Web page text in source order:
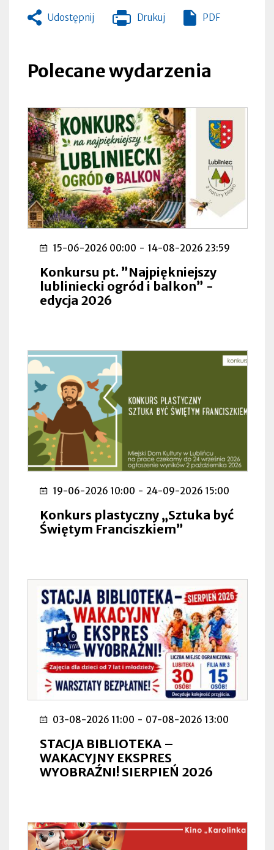
Udostępnij Drukuj
Otworzy
zakładce
PDF
Polecane wydarzenia
15-06-2026 00:00 - 14-08-2026 23:59
Konkursu pt. ”Najpiękniejszy
lubliniecki ogród i balkon” -
edycja 2026
19-06-2026 10:00 - 24-09-2026 15:00
Konkurs plastyczny „Sztuka być
Świętym Franciszkiem”
03-08-2026 11:00 - 07-08-2026 13:00
STACJA BIBLIOTEKA –
WAKACYJNY EKSPRES
WYOBRAŹNI! SIERPIEŃ 2026